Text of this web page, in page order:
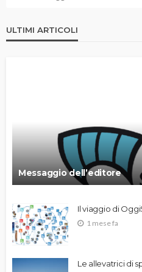
ULTIMI ARTICOLI
Messaggio dell’editore
Il viaggio di
1 mese fa
Le allevatrici di